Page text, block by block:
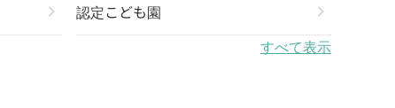
chevron_right 認定こども園 chevron_right
すべて表示